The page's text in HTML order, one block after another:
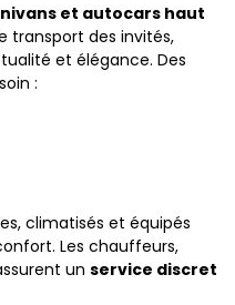
et autocars haut
transport des invités,
et élégance. Des
:
climatisés et équipés
Les chauffeurs,
un service discret